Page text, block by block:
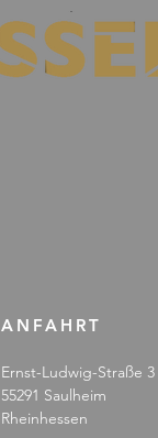
ANFAHRT
Ernst-Ludwig-Straße 3
55291 Saulheim
Rheinhessen